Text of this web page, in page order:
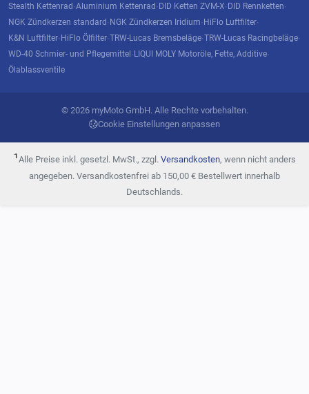
Stealth Kettenrad·Aluminium Kettenrad· DID Ketten ZVM-X· DID Rennketten·
NGK Zündkerzen standard· NGK Zündkerzen Iridium· HiFlo Luftfilter·
K&N Luftfilter· HiFlo Ölfilter·TRW-Lucas Bremsbeläge·TRW-Lucas Racingbeläge·
WD-40 Schmier- und Pflegemittel· LIQUI MOLY Motoröle, Fette, Additive·
Ölablassventile
© 2026 myMoto GmbH. Alle Rechte vorbehalten.
Cookie Einstellungen anpassen
¹Alle Preise inkl. gesetzl. MwSt., zzgl. Versandkosten, wenn nicht anders
angegeben. Versandkostenfrei ab 150,00 € Bestellwert innerhalb
Deutschlands.